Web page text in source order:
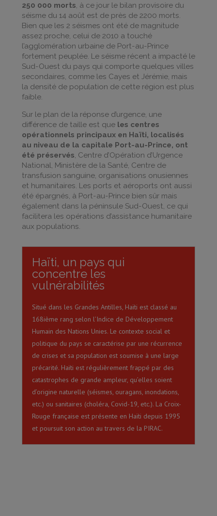
250 000 morts, à ce jour le bilan provisoire du
séisme du 14 août est de près de 2200 morts.
Bien que les 2 séismes ont été de magnitude
assez proche, celui de 2010 a touché
l’agglomération urbaine de Port-au-Prince
fortement peuplée. Le séisme récent a impacté le
Sud-Ouest du pays qui comporte quelques villes
secondaires, comme les Cayes et Jérémie, mais
la densité de population de cette région est plus
faible.
Sur le plan de la réponse d’urgence, une
différence de taille est que les centres
opérationnels principaux en Haïti, localisés
au niveau de la capitale Port-au-Prince, ont
été préservés, Centre d’Opération d’Urgence
National, Ministère de la Santé, Centre de
transfusion sanguine, organisations onusiennes
et humanitaires. Les ports et aéroports ont aussi
été épargnés, à Port-au-Prince bien sûr mais
également dans la péninsule Sud-Ouest, ce qui
facilitera les opérations d’assistance humanitaire
aux populations.
Haïti, un pays qui
concentre les
vulnérabilités
Situé dans les Grandes Antilles, Haïti est classé au
168ième rang selon l’Indice de Développement
Humain des Nations Unies. Le contexte social et
politique du pays se caractérise par une récurrence
de crises et sa population est soumise à une large
précarité. Haïti est régulièrement frappé par des
catastrophes de grande ampleur, qu’elles soient
d’origine naturelle (séismes, ouragans, inondations,
etc.) ou sanitaires (choléra, Covid-19, etc.). La Croix-
Rouge française est présente en Haïti depuis 1995
et poursuit son action au travers de la PIRAC.